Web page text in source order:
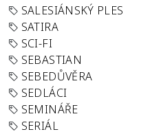
SALESIÁNSKÝ PLES
SATIRA
SCI-FI
SEBASTIAN
SEBEDŮVĚRA
SEDLÁCI
SEMINÁŘE
SERIÁL